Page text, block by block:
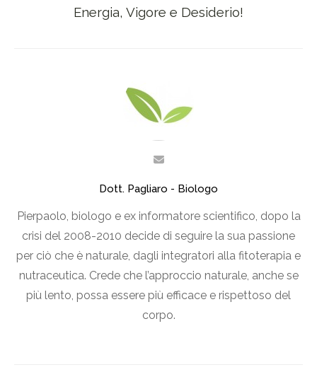
Energia, Vigore e Desiderio!
Dott. Pagliaro - Biologo
Pierpaolo, biologo e ex informatore scientifico, dopo la
crisi del 2008-2010 decide di seguire la sua passione
per ciò che è naturale, dagli integratori alla fitoterapia e
nutraceutica. Crede che l’approccio naturale, anche se
più lento, possa essere più efficace e rispettoso del
corpo.